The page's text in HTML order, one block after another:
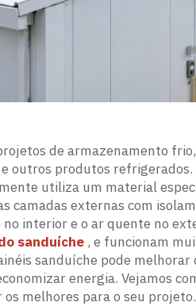
de armazenamento
outros produtos
utiliza um material
camadas externas com
interior e o ar quente no
sanduíche , e funcionam
sanduíche pode
energia. Vejamos
melhores para o seu projeto.